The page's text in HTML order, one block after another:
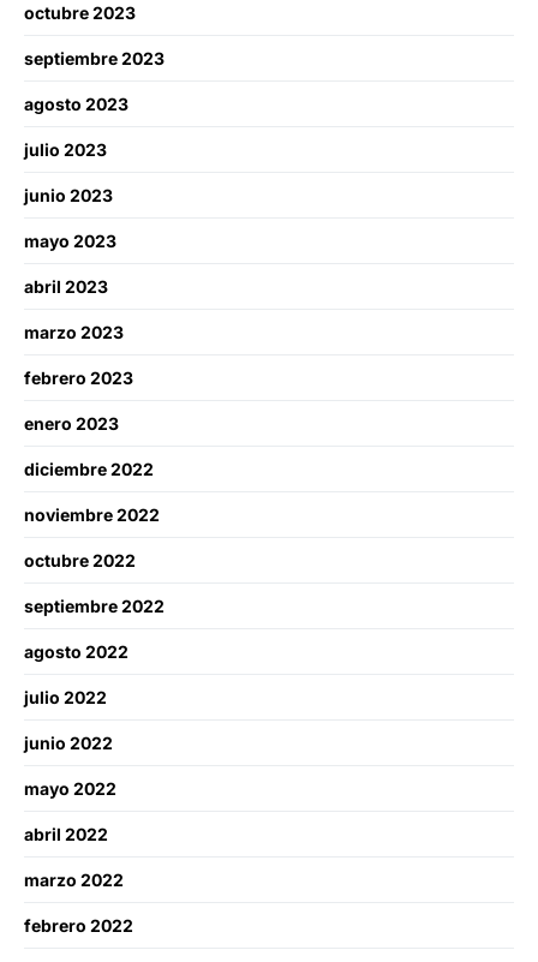
octubre 2023
septiembre 2023
agosto 2023
julio 2023
junio 2023
mayo 2023
abril 2023
marzo 2023
febrero 2023
enero 2023
diciembre 2022
noviembre 2022
octubre 2022
septiembre 2022
agosto 2022
julio 2022
junio 2022
mayo 2022
abril 2022
marzo 2022
febrero 2022